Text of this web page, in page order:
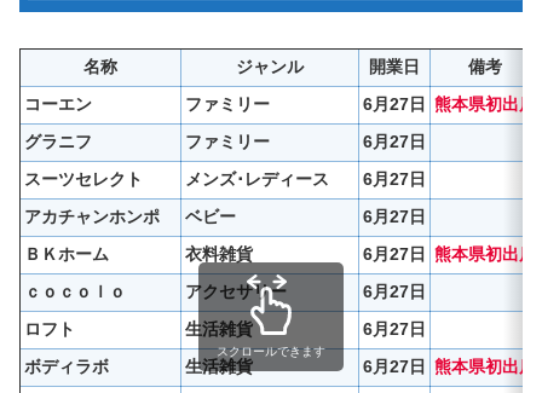
名称 ジャンル 開業日 備考
コーエン ファミリー 6月27日 熊本県初出店
グラニフ ファミリー 6月27日
スーツセレクト メンズ･レディース 6月27日
アカチャンホンポ ベビー 6月27日
ＢＫホーム 衣料雑貨 6月27日 熊本県初出店
ｃｏｃｏｌｏ アクセサリー 6月27日
ロフト 生活雑貨 6月27日
ボディラボ 生活雑貨 6月27日 熊本県初出店
スクロールできます